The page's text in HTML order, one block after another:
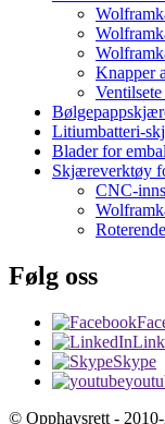
Knapper
Litiumbatteri-
Blader for
Skjæreverktøy
CNC-
Følg oss
Skype
© Opphavsrett -